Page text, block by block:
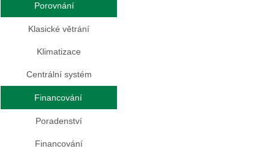
Porovnání
Klasické větrání
Klimatizace
Centrální systém
Financování
Poradenství
Financování